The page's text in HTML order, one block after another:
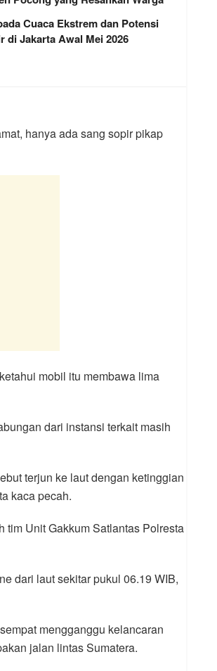
Cuaca Ekstrem dan Potensi
di Jakarta Awal Mei 2026
hanya ada sang sopir pikap
mobil itu membawa lima
dari instansi terkait masih
terjun ke laut dengan ketinggian
kaca pecah.
tim Unit Gakkum Satlantas Polresta
dari laut sekitar pukul 06.19 WIB,
mengganggu kelancaran
jalan lintas Sumatera.